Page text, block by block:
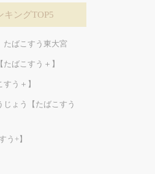
キングTOP5
ばこすう東大宮
ばこすう＋】
う＋】
じょう【たばこすう
う+】